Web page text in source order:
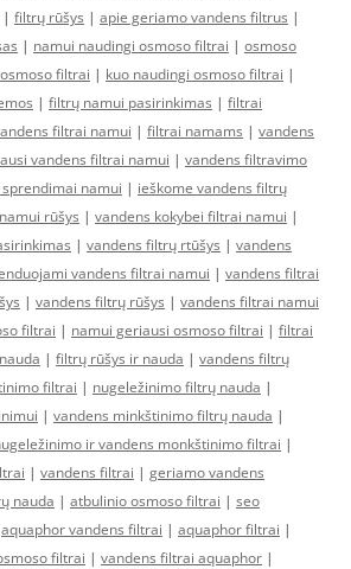
| filtrų rūšys | apie geriamo vandens filtrus |
| namui naudingi osmoso filtrai | osmoso
filtrai | kuo naudingi osmoso filtrai |
| filtrų namui pasirinkimas | filtrai
filtrai namui | filtrai namams | vandens
vandens filtrai namui | vandens filtravimo
namui | ieškome vandens filtrų
rūšys | vandens kokybei filtrai namui |
| vandens filtrų rtūšys | vandens
vandens filtrai namui | vandens filtrai
| vandens filtrų rūšys | vandens filtrai namui
filtrai | namui geriausi osmoso filtrai | filtrai
| filtrų rūšys ir nauda | vandens filtrų
filtrai | nugeležinimo filtrų nauda |
| vandens minkštinimo filtrų nauda |
ir vandens monkštinimo filtrai |
| vandens filtrai | geriamo vandens
nauda | atbulinio osmoso filtrai | seo
aquaphor vandens filtrai | aquaphor filtrai |
filtrai | vandens filtrai aquaphor |